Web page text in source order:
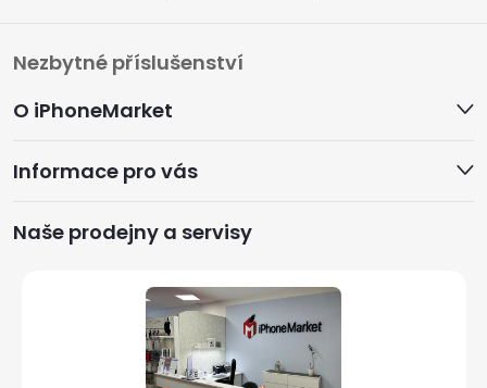
Z
á
p
a
O iPhoneMarket
Informace pro vás
Naše prodejny a servisy
Nezbytné příslušenství